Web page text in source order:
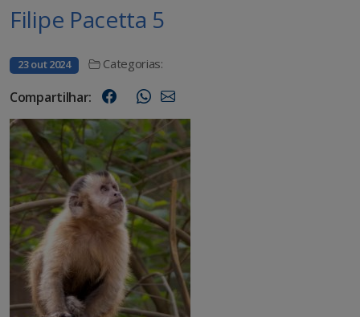
Filipe Pacetta 5
23 out 2024 Categorias:
Compartilhar: